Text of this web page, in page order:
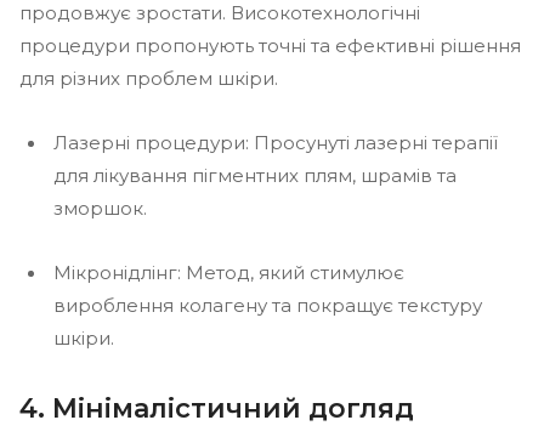
продовжує зростати. Високотехнологічні
процедури пропонують точні та ефективні рішення
для різних проблем шкіри.
Лазерні процедури: Просунуті лазерні терапії
для лікування пігментних плям, шрамів та
зморшок.
Мікронідлінг: Метод, який стимулює
вироблення колагену та покращує текстуру
шкіри.
4. Мінімалістичний догляд